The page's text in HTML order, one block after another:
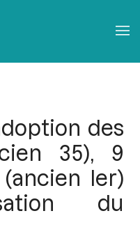
des
35), 9
ler)
du